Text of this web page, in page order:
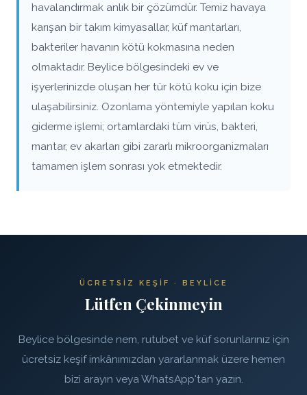
havalandırmak anlık bir çözümdür. Temiz havaya
karışan bir takım kimyasallar, küf mantarları,
bakteriler havanın kötü kokmasına neden
olmaktadır. Beylice bölgesindeki ev ve
işyerlerinizde oluşan her tür kötü koku için bize
ulaşabilirsiniz. Ozonlama yöntemiyle yapılan koku
giderme işlemi; ortamlardaki tüm virüs, bakteri,
mantar, ev akarları gibi zararlı mikroorganizmaları
tamamen işlem sonrası yok etmektedir.
ÜCRETSIZ KEŞIF · BEYLICE
Lütfen Çekinmeyin
Beylice bölgesinde nem, rutubet ve küf sorunlarınız için
ücretsiz keşif imkânımızdan yararlanmak üzere hemen
bizi arayın veya WhatsApp'tan yazın.